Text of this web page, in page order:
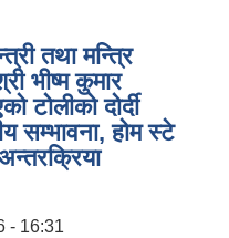
तथा मन्त्रि
भीष्म कुमार
दोर्दी
सम्भावना, होम स्टे
- 16:31